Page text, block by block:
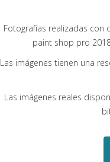
Fotografías realizadas con
paint shop pro
Las imágenes tienen una
Las imágenes reales